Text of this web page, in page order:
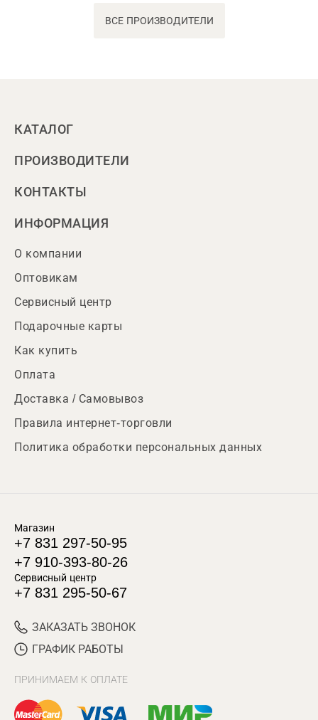
ВСЕ ПРОИЗВОДИТЕЛИ
КАТАЛОГ
ПРОИЗВОДИТЕЛИ
КОНТАКТЫ
ИНФОРМАЦИЯ
О компании
Оптовикам
Сервисный центр
Подарочные карты
Как купить
Оплата
Доставка / Самовывоз
Правила интернет-торговли
Политика обработки персональных данных
Магазин
+7 831 297-50-95
+7 910-393-80-26
Сервисный центр
+7 831 295-50-67
ЗАКАЗАТЬ ЗВОНОК
ГРАФИК РАБОТЫ
ПРИНИМАЕМ К ОПЛАТЕ